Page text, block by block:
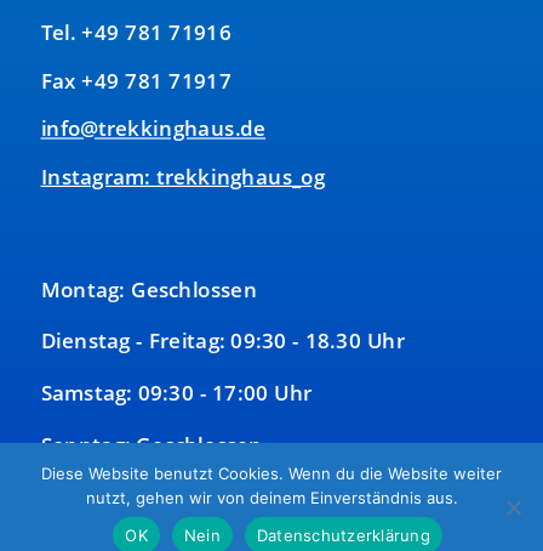
Tel. +49 781 71916
Fax +49 781 71917
info@trekkinghaus.de
Instagram: trekkinghaus_og
Montag: Geschlossen
Dienstag - Freitag: 09:30 - 18.30 Uhr
Samstag: 09:30 - 17:00 Uhr
Sonntag: Geschlossen
Diese Website benutzt Cookies. Wenn du die Website weiter
nutzt, gehen wir von deinem Einverständnis aus.
OK
Nein Datenschutzerklärung